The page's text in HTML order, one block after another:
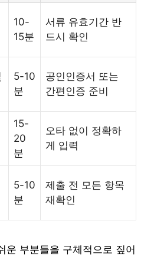
10-
15분
서류 유효기간 반
드시 확인
5-10
분
공인인증서 또는
간편인증 준비
15-
20
분
오타 없이 정확하
게 입력
5-10
분
제출 전 모든 항목
재확인
운 부분들을 구체적으로 짚어